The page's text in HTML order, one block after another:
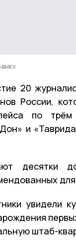
20
России,
по
и
десятки
увидели
штаб-